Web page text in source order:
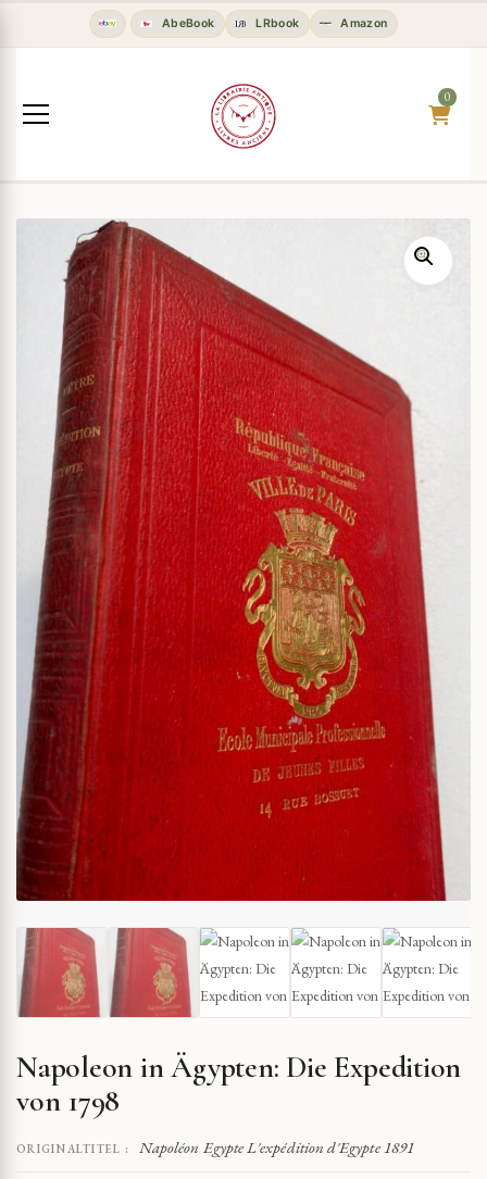
AbeBook LRbook Amazon
0
Napoleon in Ägypten: Die Expedition
von 1798
ORIGINALTITEL : Napoléon Egypte L'expédition d'Egypte 1891